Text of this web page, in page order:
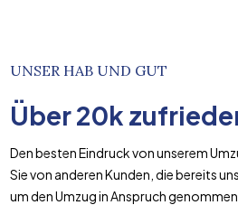
UNSER HAB UND GUT
Über20k
Den besten Eindruck von unserem
Sie von anderen Kunden, die bereits
um den Umzug in Anspruch genommen